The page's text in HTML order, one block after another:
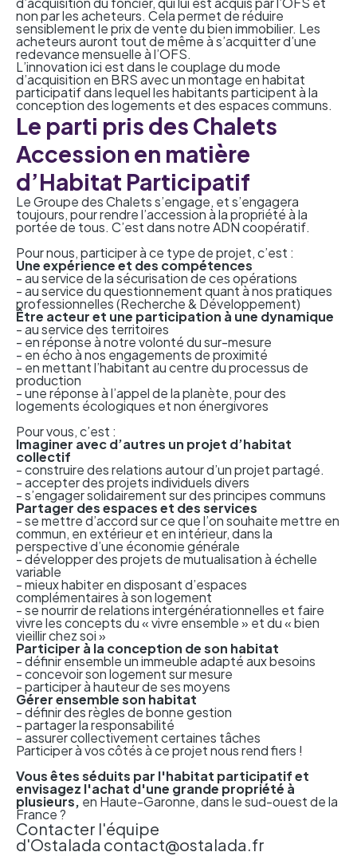
non par les acheteurs. Cela permet de réduire
sensiblement le prix de vente du bien immobilier. Les
acheteurs auront tout de même à s’acquitter d’une
redevance mensuelle à l’OFS.
L’innovation ici est dans le couplage du mode
d’acquisition en BRS avec un montage en habitat
participatifdans lequel les habitants participent à la
conception des logements et des espaces communs.
Le parti pris des Chalets
Accession en matière
d’Habitat Participatif
Le Groupe des Chalets s’engage, et s’engagera
toujours, pour rendre l’accession à la propriété à la
portée de tous. C’est dans notre ADN coopératif.
Pour nous, participer à ce type de projet, c’est :
Une expérience et des compétences
- au service de la sécurisation de ces opérations
- au service du questionnement quant à nos pratiques
professionnelles (Recherche & Développement)
Être acteur et une participation à une dynamique
- au service des territoires
- en réponse à notre volonté du sur-mesure
- en écho à nos engagements de proximité
- en mettant l’habitant au centre du processus de
production
- une réponse à l’appel de la planète, pour des
logements écologiques et non énergivores
Pour vous, c’est :
Imaginer avec d’autres un projet d’habitat
collectif
- construire des relations autour d’un projet partagé.
- accepter des projets individuels divers
- s’engager solidairement sur des principes communs
Partager des espaces et des services
- se mettre d’accord sur ce que l’on souhaite mettre en
commun, en extérieur et en intérieur, dans la
perspective d’une économie générale
- développer des projets de mutualisation à échelle
variable
- mieux habiter en disposant d’espaces
complémentaires à son logement
- se nourrir de relations intergénérationnelles et faire
vivre les concepts du « vivre ensemble » et du « bien
vieillir chez soi »
Participer à la conception de son habitat
- définir ensemble un immeuble adapté aux besoins
- concevoir son logement sur mesure
- participer à hauteur de ses moyens
Gérer ensemble son habitat
- définir des règles de bonne gestion
- partager la responsabilité
- assurer collectivement certaines tâches
Participer à vos côtés à ce projet nous rend fiers !
Vous êtes séduits par l'habitat participatif et
envisagez l'achat d'une grande propriété à
plusieurs, en Haute-Garonne, dans le sud-ouest de la
France ?
Contacter l'équipe
d'Ostalada contact@ostalada.fr